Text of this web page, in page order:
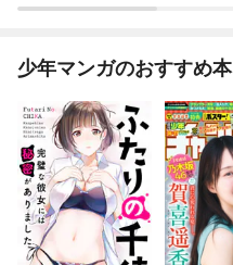
少年マンガのおすすめ本